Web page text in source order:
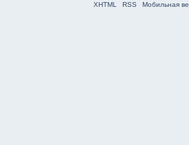
XHTML
RSS Мобильная